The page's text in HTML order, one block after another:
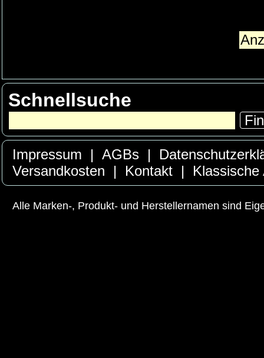
Schnellsuche
Impressum | AGBs |
Versandkosten
| Kontakt |
Alle Marken-, Produkt- und Herstellernamen sind